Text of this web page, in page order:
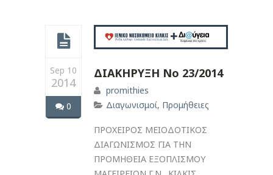
Sep 10
2014
0
ΔΙΑΚΗΡΥΞΗ Νο 23/2014
promithies
Διαγωνισμοί, Προμήθειες
ΠΡΟΧΕΙΡΟΣ ΜΕΙΟΔΟΤΙΚΟΣ
ΔΙΑΓΩΝΙΣΜΟΣ ΓΙΑ ΤΗΝ
ΠΡΟΜΗΘΕΙΑ ΕΞΟΠΛΙΣΜΟΥ